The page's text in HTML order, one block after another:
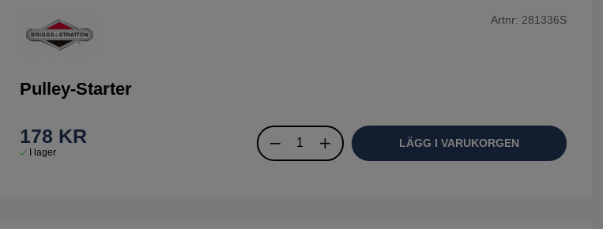
Artnr: 281336S
Pulley-Starter
178 KR
I lager
LÄGG I VARUKORGEN